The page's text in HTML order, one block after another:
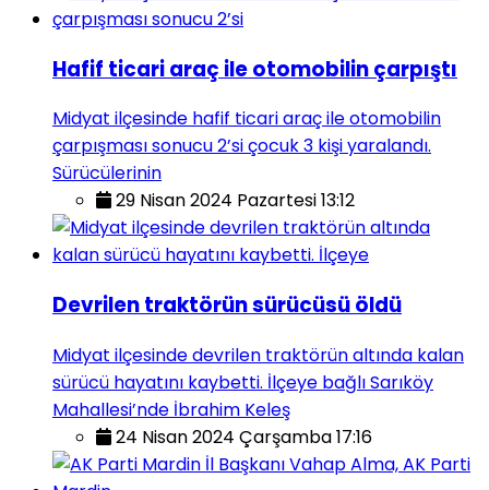
Hafif ticari araç ile otomobilin çarpıştı
Midyat ilçesinde hafif ticari araç ile otomobilin
çarpışması sonucu 2’si çocuk 3 kişi yaralandı.
Sürücülerinin
29 Nisan 2024 Pazartesi 13:12
Devrilen traktörün sürücüsü öldü
Midyat ilçesinde devrilen traktörün altında kalan
sürücü hayatını kaybetti. İlçeye bağlı Sarıköy
Mahallesi’nde İbrahim Keleş
24 Nisan 2024 Çarşamba 17:16